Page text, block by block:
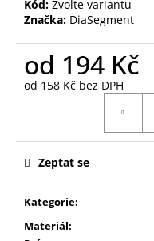
Kód: Zvolte variantu
Značka: DiaSegment
od 194 Kč
od 158 Kč bez DPH
Kategorie:
Materiál:
Zeptat se